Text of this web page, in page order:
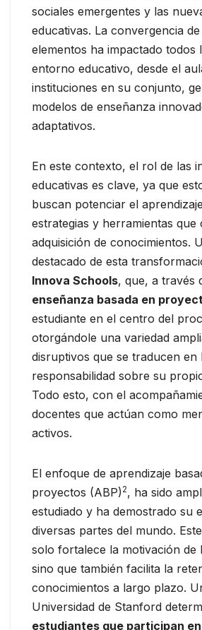
sociales emergentes y las
educativas. La convergencia
elementos ha impactado todos
entorno educativo, desde el
instituciones en su conjunto,
modelos de enseñanza
adaptativos.
En este contexto, el rol de las
educativas es clave, ya que
buscan potenciar el
estrategias y herramientas que
adquisición de conocimientos.
destacado de esta
Innova Schools, que, a través
enseñanza basada en
estudiante en el centro del
otorgándole una variedad
disruptivos que se traducen en
responsabilidad sobre su
Todo esto, con el
docentes que actúan como
activos.
El enfoque de aprendizaje
proyectos (ABP)2, ha sido
estudiado y ha demostrado su
diversas partes del mundo.
solo fortalece la motivación de
sino que también facilita la
conocimientos a largo plazo.
Universidad de Stanford
estudiantes que participan